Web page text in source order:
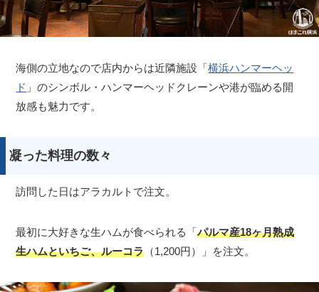
海側の立地なので店内からは近隣施設「横浜ハンマーヘッ
ド 」のシンボル・ハンマーヘッドクレーンや港が臨める開
放感も魅力です。
凝った料理の数々
訪問した日はアラカルトで注文。
最初に大好きな生ハムが食べられる「パルマ産18ヶ月熟成
生ハムといちご、ルーコラ （1,200円）」を注文。